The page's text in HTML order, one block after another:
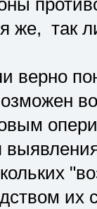
же, так
верно
их